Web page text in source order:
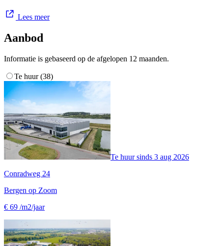
Lees meer
Aanbod
Informatie is gebaseerd op de afgelopen 12 maanden.
Te huur (38)
Te huur sinds 3 aug 2026
Conradweg 24
Bergen op Zoom
€ 69 /m2/jaar